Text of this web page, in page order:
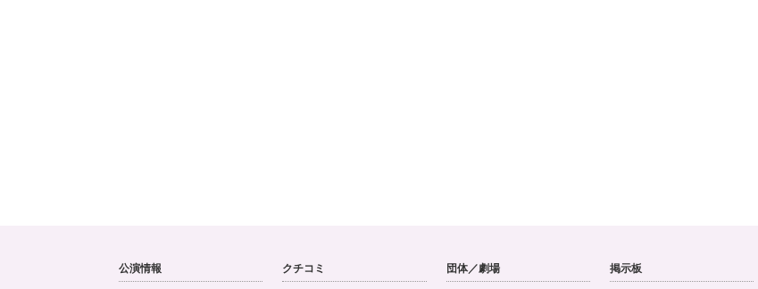
公演情報 クチコミ 団体／劇場 掲示板